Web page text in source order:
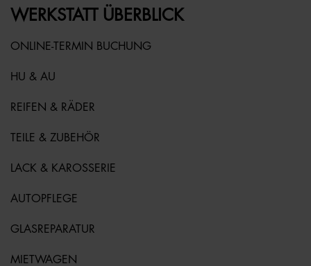
WERKSTATT ÜBERBLICK
ONLINE-TERMIN BUCHUNG
HU & AU
REIFEN & RÄDER
TEILE & ZUBEHÖR
LACK & KAROSSERIE
AUTOPFLEGE
GLASREPARATUR
MIETWAGEN